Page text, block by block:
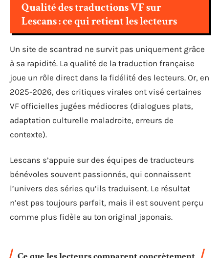
Qualité des traductions VF sur
Lescans : ce qui retient les lecteurs
Un site de scantrad ne survit pas uniquement grâce
à sa rapidité. La qualité de la traduction française
joue un rôle direct dans la fidélité des lecteurs. Or, en
2025-2026, des critiques virales ont visé certaines
VF officielles jugées médiocres (dialogues plats,
adaptation culturelle maladroite, erreurs de
contexte).
Lescans s’appuie sur des équipes de traducteurs
bénévoles souvent passionnés, qui connaissent
l’univers des séries qu’ils traduisent. Le résultat
n’est pas toujours parfait, mais il est souvent perçu
comme plus fidèle au ton original japonais.